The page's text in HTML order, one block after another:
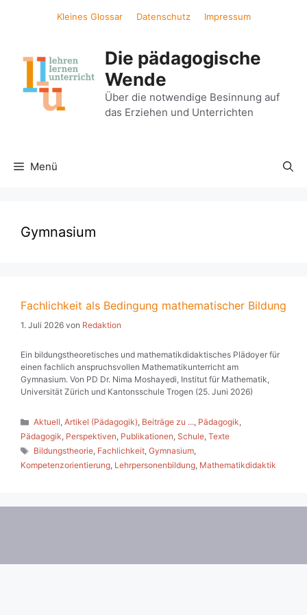
Kleines Glossar Datenschutz Impressum
Die pädagogische
Wende
Über die notwendige Besinnung auf
das Erziehen und Unterrichten
Menü
Gymnasium
Fachlichkeit als Bedingung mathematischer Bildung
1. Juli 2026 von Redaktion
Ein bildungstheoretisches und mathematikdidaktisches Plädoyer für
einen fachlich anspruchsvollen Mathematikunterricht am
Gymnasium. Von PD Dr. Nima Moshayedi, Institut für Mathematik,
Universität Zürich und Kantonsschule Trogen (25. Juni 2026)
Kategorien
Aktuell,Artikel (Pädagogik), Beiträge zu ..., Pädagogik,
Pädagogik, Perspektiven, Publikationen, Schule, Texte
Schlagwörter
Bildungstheorie, Fachlichkeit,Gymnasium,
Kompetenzorientierung, Lehrpersonenbildung, Mathematikdidaktik